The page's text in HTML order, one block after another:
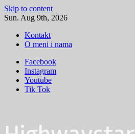
Skip to content
Sun. Aug 9th, 2026
Kontakt
O meni i nama
Facebook
Instagram
Youtube
Tik Tok